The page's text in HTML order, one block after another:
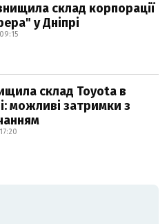
склад корпорації
у Дніпрі
склад Toyota в
можливі затримки з